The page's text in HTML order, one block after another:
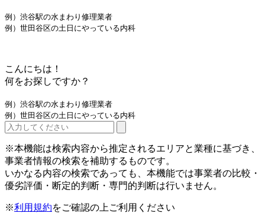
例）渋谷駅の水まわり修理業者
例）世田谷区の土日にやっている内科
こんにちは！
何をお探しですか？
例）渋谷駅の水まわり修理業者
例）世田谷区の土日にやっている内科
※本機能は検索内容から推定されるエリアと業種に基づき、
事業者情報の検索を補助するものです。
いかなる内容の検索であっても、本機能では事業者の比較・
優劣評価・断定的判断・専門的判断は行いません。
※利用規約をご確認の上ご利用ください